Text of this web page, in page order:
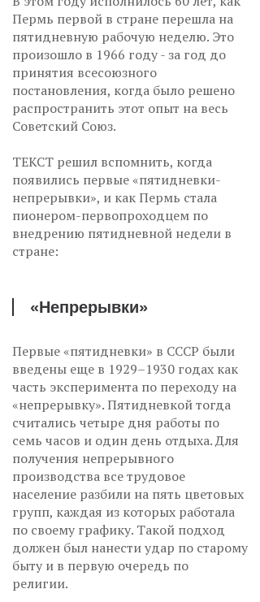
Пермь первой в стране перешла на
пятидневную рабочую неделю. Это
произошло в 1966 году - за год до
принятия всесоюзного
постановления, когда было решено
распространить этот опыт на весь
Советский Союз.
ТЕКСТ решил вспомнить, когда
появились первые «пятидневки-
непрерывки», и как Пермь стала
пионером-первопроходцем по
внедрению пятидневной недели в
стране:
«Непрерывки»
Первые «пятидневки» в СССР были
введены еще в 1929–1930 годах как
часть эксперимента по переходу на
«непрерывку». Пятидневкой тогда
считались четыре дня работы по
семь часов и один день отдыха. Для
получения непрерывного
производства все трудовое
население разбили на пять цветовых
групп, каждая из которых работала
по своему графику. Такой подход
должен был нанести удар по старому
быту и в первую очередь по
религии.